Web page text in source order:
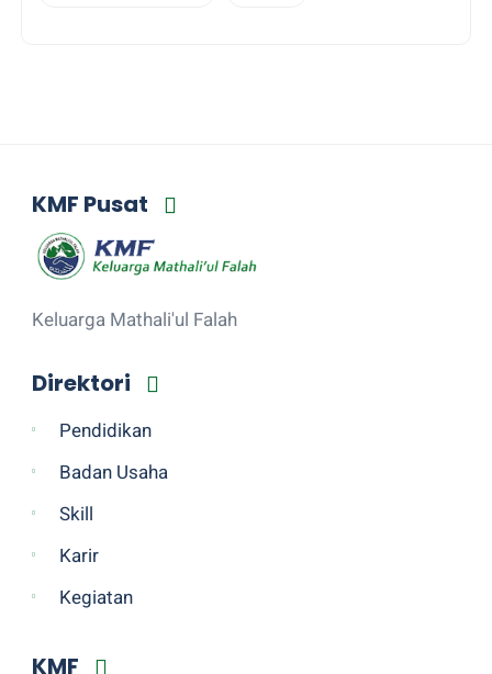
KMF Pusat
Keluarga Mathali'ul Falah
Direktori
Pendidikan
Badan Usaha
Skill
Karir
Kegiatan
KMF